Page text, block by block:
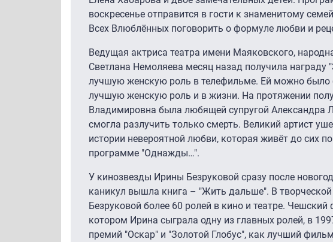
воскресенье отправится в гости к знаменитому
Всех Влюблённых поговорить о формуле любви и
Ведущая актриса театра имени Маяковского,
Светлана Немоляева месяц назад получила награду
лучшую женскую роль в телефильме. Ей можно было
лучшую женскую роль и в жизни. На протяжении
Владимировна была любящей супругой Александра
смогла разлучить только смерть. Великий артист
истории невероятной любви, которая живёт до сих
программе "Однажды…".
У кинозвезды Ирины Безруковой сразу после
каникул вышла книга – "Жить дальше". В
Безруковой более 60 ролей в кино и театре.
котором Ирина сыграла одну из главных ролей, в
премий "Оскар" и "Золотой Глобус", как лучший